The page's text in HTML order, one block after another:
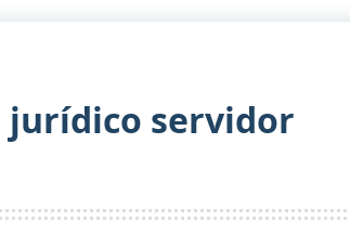
jurídico servidor